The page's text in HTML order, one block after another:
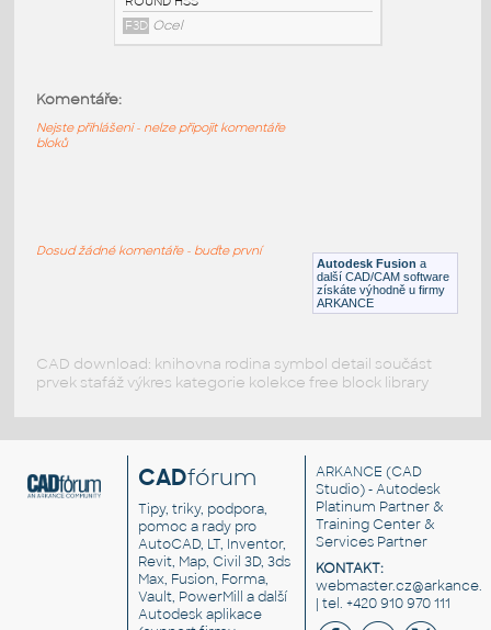
F3D Ocel
Ocel
Autodesk Fusion a
další CAD/CAM software
získáte výhodně u firmy
ARKANCE
Komentáře:
Nejste přihlášeni - nelze připojit komentáře
bloků
Dosud žádné komentáře - buďte první
CAD download: knihovna rodina symbol detail součást
prvek stafáž výkres kategorie kolekce free block library
CADfórum
Tipy, triky, podpora,
pomoc a rady pro
AutoCAD, LT, Inventor,
Revit, Map, Civil 3D, 3ds
Max, Fusion, Forma,
Vault, PowerMill a další
Autodesk aplikace
ARKANCE (CAD
Studio) - Autodesk
Platinum Partner &
Training Center &
Services Partner
KONTAKT:
| tel. +420 910 970 111